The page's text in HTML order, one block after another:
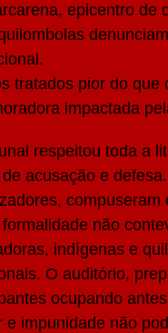
epicentro de
tratados pior do
impactada
respeitou toda a
acusação e
compuseram
não
indígenas e
O auditório,
ocupando
e impunidade não